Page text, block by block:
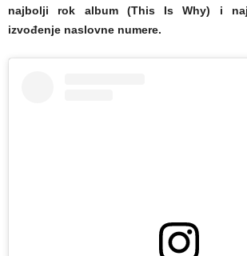
najbolji rok album (This Is Why) i
izvođenje naslovne numere.